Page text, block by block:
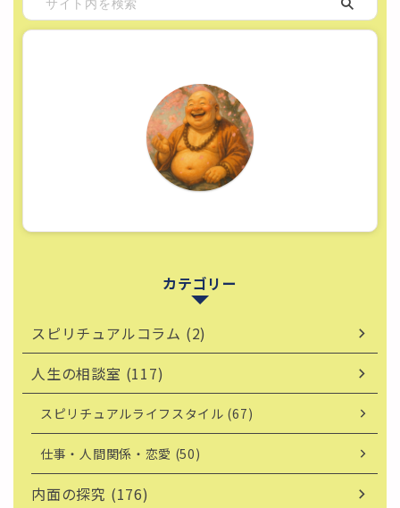
カテゴリー
スピリチュアルコラム (2)
人生の相談室 (117)
スピリチュアルライフスタイル (67)
仕事・人間関係・恋愛 (50)
内面の探究 (176)